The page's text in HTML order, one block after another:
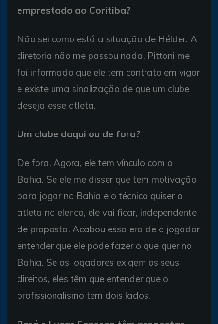
emprestado ao Coritiba?
Não sei como está a situação de Hélder. A
diretoria não me passou nada. Pittoni me
foi informado que ele tem contrato em vigor
e existe uma sinalização de que um clube
deseja esse atleta.
Um clube daqui ou de fora?
De fora. Agora, ele tem vínculo com o
Bahia. Se ele me disser que tem motivação
para jogar no Bahia e o técnico quiser o
atleta no elenco, ele vai ficar, independente
de proposta. Acabou essa era de o jogador
entender que ele pode fazer o que quer no
Bahia. Se os jogadores exigem os seus
direitos, eles têm que entender que o
profissionalismo tem dois lados.